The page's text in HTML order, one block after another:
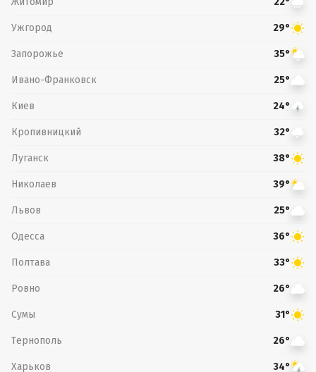
Ужгород 29°
Запорожье 35°
Ивано-Франковск 25°
Киев 24°
Кропивницкий 32°
Луганск 38°
Николаев 39°
Львов 25°
Одесса 36°
Полтава 33°
Ровно 26°
Сумы 31°
Тернополь 26°
Харьков 34°